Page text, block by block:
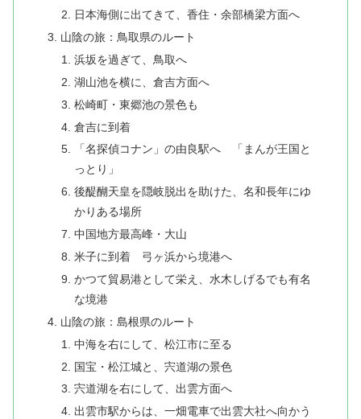
日本海側に出てきて、香住・余部橋梁方面へ
山陰の旅：鳥取県のルート
浜坂を過ぎて、鳥取へ
湖山池を横に、倉吉方面へ
松崎町・東郷池の景色も
倉吉に到着
「名探偵コナン」の由良駅へ 「まんが王国と
っとり」
後醍醐天皇を隠岐脱出を助けた、名和長年にゆ
かりある場所
中国地方最高峰・大山
米子に到着 弓ヶ浜から境港へ
かつて貿易港として栄え、水木しげるでも有名
な境港
山陰の旅：島根県のルート
中海を右にして、松江市に至る
国宝・松江城と、宍道湖の景色
宍道湖を右にして、出雲方面へ
出雲市駅からは、一畑電車で出雲大社へ向かう